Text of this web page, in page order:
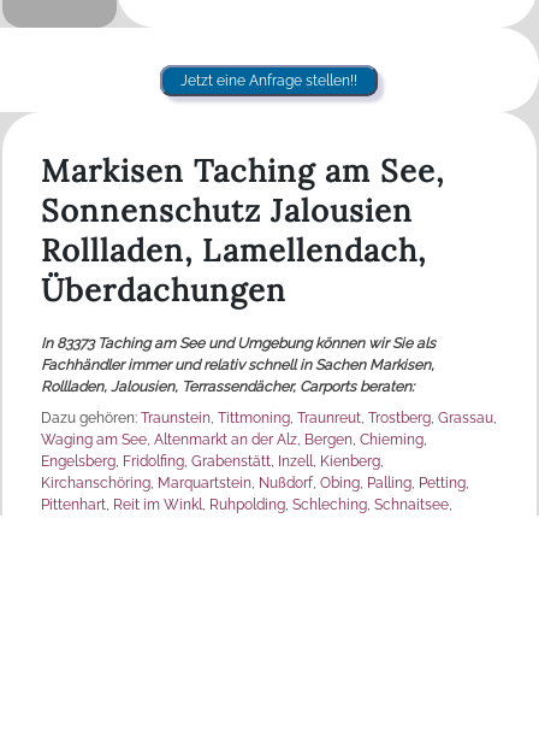
Jetzt eine Anfrage stellen!!
Markisen Taching am See,
Sonnenschutz Jalousien
Rollladen, Lamellendach,
Überdachungen
In 83373 Taching am See und Umgebung können wir Sie als
Fachhändler immer und relativ schnell in Sachen Markisen,
Rollladen, Jalousien, Terrassendächer, Carports beraten:
Dazu gehören:Traunstein,Tittmoning,Traunreut,Trostberg,Grassau,
Waging am See,Altenmarkt an der Alz, Bergen,Chieming,
Engelsberg, Fridolfing,Grabenstätt, Inzell, Kienberg,
Kirchanschöring, Marquartstein, Nußdorf,Obing, Palling, Petting,
Pittenhart, Reit im Winkl, Ruhpolding,Schleching,Schnaitsee,